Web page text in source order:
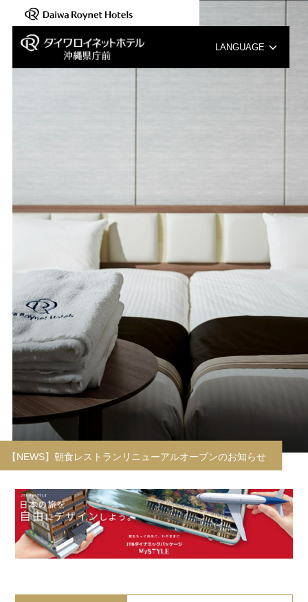
LANGUAGE
【NEWS】朝食レストランリニューアルオープンのお知らせ